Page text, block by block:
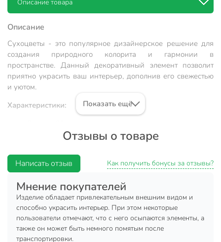
Описание товара
Описание
Сухоцветы - это популярное дизайнерское решение для
создания природного колорита и гармонии в
пространстве. Данный декоративный элемент позволит
приятно украсить ваш интерьер, дополнив его свежестью
и уютом.
Характеристики:
Цвет: бежевый.
Материал: сухоцвет.
Преимущества:
Не вызывает аллергических реакций и не содержит
вредных веществ.
Сухоцветы - универсальный декоративный элемент,
который легко вписывается практически в любой
интерьер.
Показать ещё
Отзывы о товаре
Написать отзыв Как получить бонусы за отзывы?
Мнение покупателей
Изделие обладает привлекательным внешним видом и
способно украсить интерьер. При этом некоторые
пользователи отмечают, что с него осыпаются элементы, а
также он может быть немного помятым после
транспортировки.